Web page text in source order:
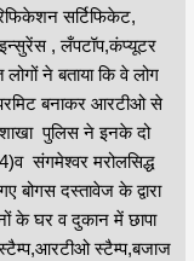
सर्टिफिकेट,
, लँपटॉप,कंप्यूटर
ने बताया कि वे लोग
बनाकर आरटीओ से
पुलिस ने इनके दो
संगमेश्वर मरोलसिद्ध
बोगस दस्तावेज के द्वारा
के घर व दुकान में छापा
स्टैम्प,बजाज